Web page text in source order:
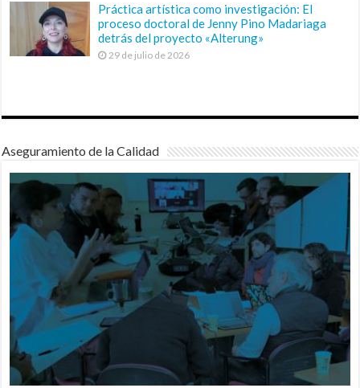
Práctica artística como investigación: El
proceso doctoral de Jenny Pino Madariaga
detrás del proyecto «Alterung»
29 de julio de 2026
Aseguramiento de la Calidad